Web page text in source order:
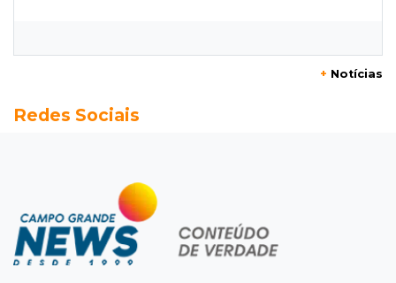
Rodamos 1.000 km com o Basalt; veja onde
Luto na arquitetura
Morre aos 58 anos Luis Pedro Scalise,
arquiteto dos projetos fora do comum
+ Notícias
Redes Sociais